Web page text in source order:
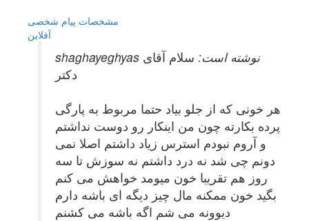
مشخصات پیام شخصی
آفلاين
shaghayeghyas نوشته است: سلام آقای
دکتر
هر خونی که از جلو بیاد حتما مربوط به پارگی
پرده بکارته چون من اینکار رو دوست نداشتم
و آروم نبودم استرس زیاد داشتم اصلا نمی
دونم چی شد نه درد داشتم نه سوزش تا سه
روز هم تقریبا خون میومد خواهش می کنم
بگید خون ممکنه مال چیز دیگه ای باشه دارم
دیوونه می شم اگه باشه می کشنم